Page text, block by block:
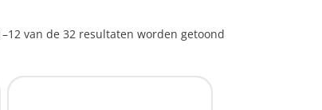
van de 32 resultaten worden getoond